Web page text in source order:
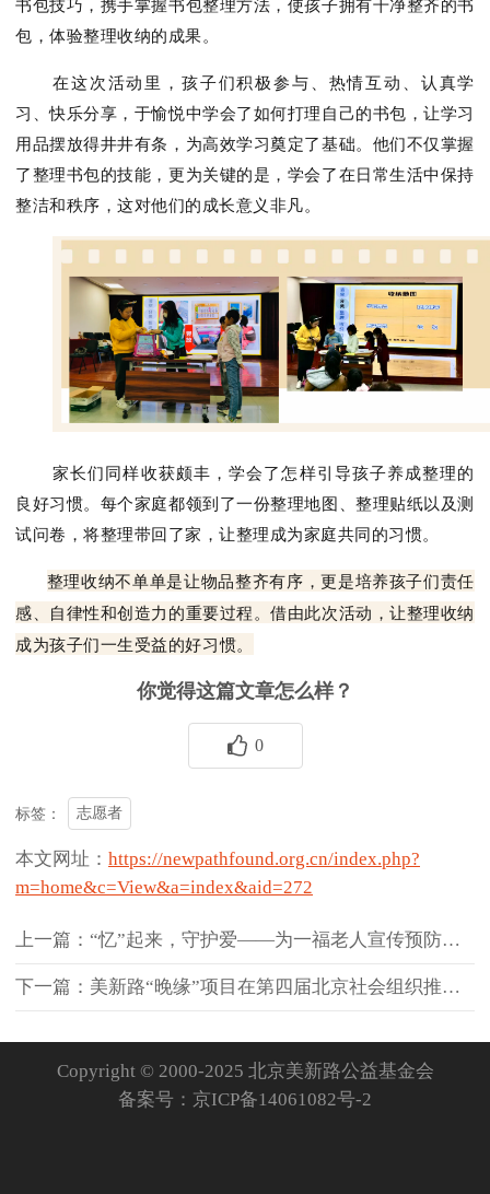
包，体验整理收纳的成果。
在这次活动里，孩子们积极参与、热情互动、认真学
习、快乐分享，于愉悦中学会了如何打理自己的书包，让学习
用品摆放得井井有条，为高效学习奠定了基础。他们不仅掌握
了整理书包的技能，更为关键的是，学会了在日常生活中保持
整洁和秩序，这对他们的成长意义非凡。
家长们同样收获颇丰，学会了怎样引导孩子养成整理的
良好习惯。每个家庭都领到了一份整理地图、整理贴纸以及测
试问卷，将整理带回了家，让整理成为家庭共同的习惯。
整理收纳不单单是让物品整齐有序，更是培养孩子们责任
感、自律性和创造力的重要过程。借由此次活动，让整理收纳
成为孩子们一生受益的好习惯。
你觉得这篇文章怎么样？
0
标签： 志愿者
本文网址： https://newpathfound.org.cn/index.php?
m=home&c=View&a=index&aid=272
上一篇：“忆”起来，守护爱——为一福老人宣传预防阿尔茨海默病活动
下一篇：美新路“晚缘”项目在第四届北京社会组织推介活动中获得展示推介
Copyright © 2000-2025 北京美新路公益基金会
备案号： 京ICP备14061082号-2